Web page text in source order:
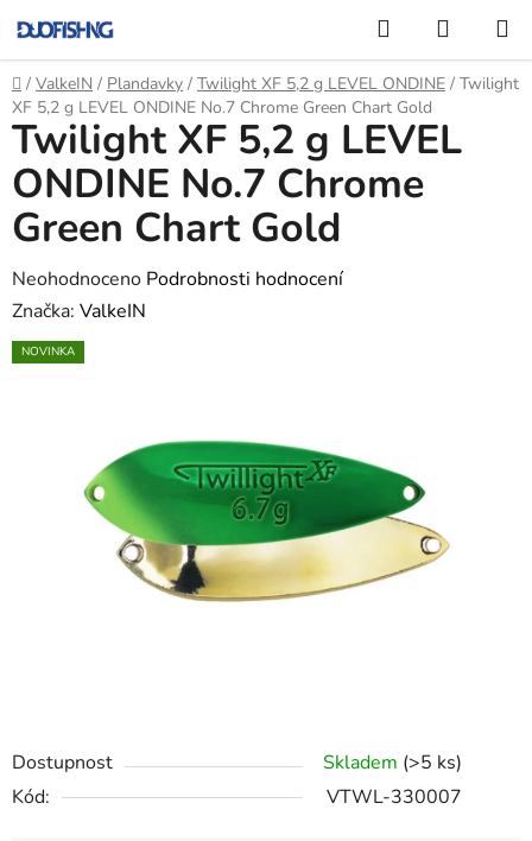
na
obsah
Hledat
KOŠÍK
Domů
/ ValkeIN / Plandavky / Twilight XF 5,2 g LEVEL ONDINE / Twilight
XF 5,2 g LEVEL ONDINE No.7 Chrome Green Chart Gold
Dostupnost Skladem (>5 ks)
Kód:
VTWL-330007
Twilight XF 5,2 g LEVEL
ONDINE No.7 Chrome
Green Chart Gold
Průměrné
hodnocení
produktu
hvězdiček.
Neohodnoceno Podrobnosti hodnocení
Značka: ValkeIN
NOVINKA